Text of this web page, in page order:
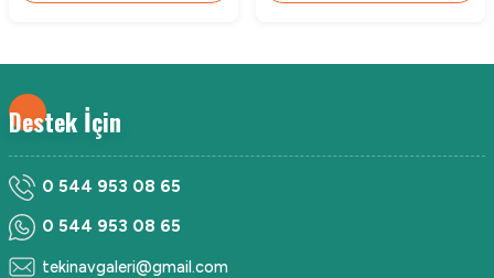
Destek İçin
0 544 953 08 65
0 544 953 08 65
tekinavgaleri@gmail.com